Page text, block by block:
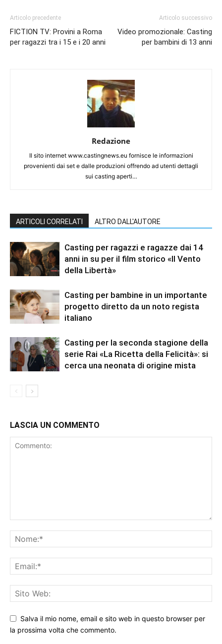
Articolo precedente
FICTION TV: Provini a Roma
per ragazzi tra i 15 e i 20 anni
Articolo successivo
Video promozionale: Casting
per bambini di 13 anni
Redazione
Il sito internet www.castingnews.eu fornisce le informazioni
provenienti dai set e dalle produzioni offrendo ad utenti dettagli
sui casting aperti…
ARTICOLI CORRELATI ALTRO DALL'AUTORE
Casting per ragazzi e ragazze dai 14
anni in su per il film storico «Il Vento
della Libertà»
Casting per bambine in un importante
progetto diretto da un noto regista
italiano
Casting per la seconda stagione della
serie Rai «La Ricetta della Felicità»: si
cerca una neonata di origine mista
LASCIA UN COMMENTO
Salva il mio nome, email e sito web in questo browser per
la prossima volta che commento.